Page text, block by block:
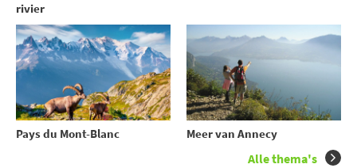
rivier
Pays du Mont-Blanc Meer van Annecy
Alle thema's